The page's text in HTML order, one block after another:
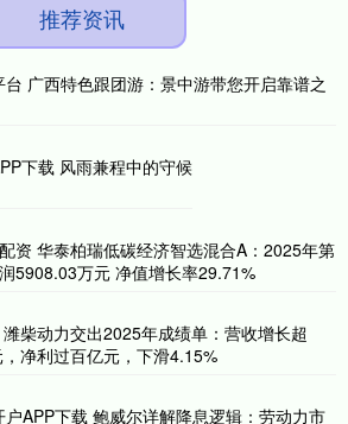
推荐资讯
广西特色跟团游：景中游带您开启靠谱之
下载 风雨兼程中的守候
资 华泰柏瑞低碳经济智选混合A：2025年第
5908.03万元 净值增长率29.71%
柴动力交出2025年成绩单：营收增长超
净利过百亿元，下滑4.15%
户APP下载 鲍威尔详解降息逻辑：劳动力市